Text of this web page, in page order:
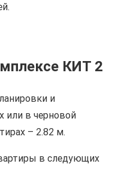
КИТ 2
и
или в черновой
– 2.82 м.
в следующих